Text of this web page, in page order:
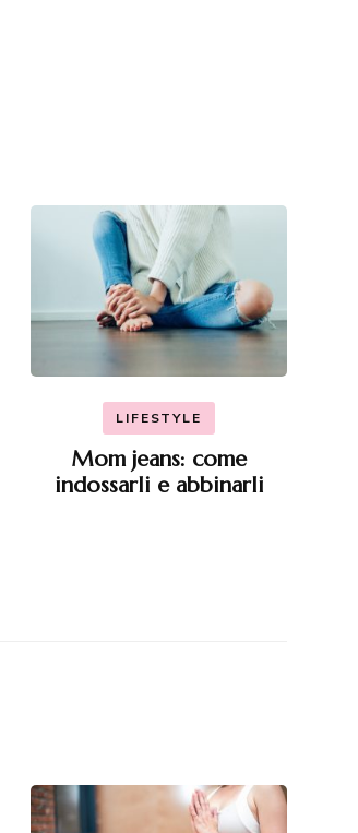
LIFESTYLE
Mom jeans: come
indossarli e abbinarli